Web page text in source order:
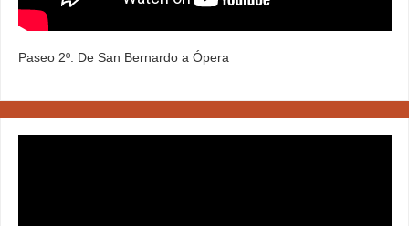
Paseo 2º: De San Bernardo a Ópera